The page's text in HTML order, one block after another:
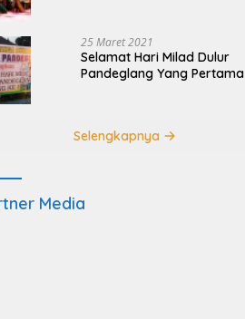
25 Maret 2021
Selamat Hari Milad Dulur
Pandeglang Yang Pertama
Selengkapnya
Media